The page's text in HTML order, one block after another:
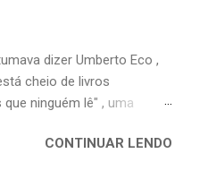
dizer Umberto Eco ,
cheio de livros
ninguém lê" , uma
de clássicos da
CONTINUAR LENDO